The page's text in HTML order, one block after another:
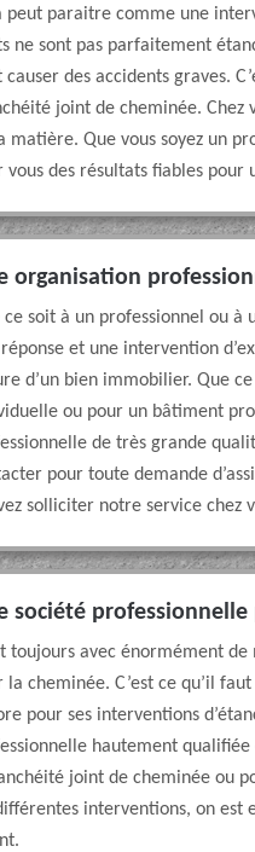
peut paraitre comme une
ne sont pas parfaitement
causer des accidents graves.
joint de cheminée. Chez
matière. Que vous soyez un
vous des résultats fiables pour
organisation
ce soit à un professionnel ou à
et une intervention
d’un bien immobilier. Que
ou pour un bâtiment
de très grande
pour toute demande
solliciter notre service chez
société
toujours avec énormément
la cheminée. C’est ce qu’il
pour ses interventions
hautement
joint de cheminée ou
interventions, on est